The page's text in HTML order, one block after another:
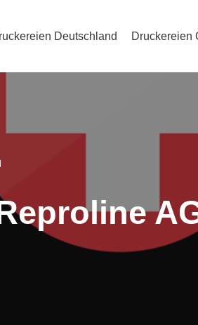
Deutschland Druckereien